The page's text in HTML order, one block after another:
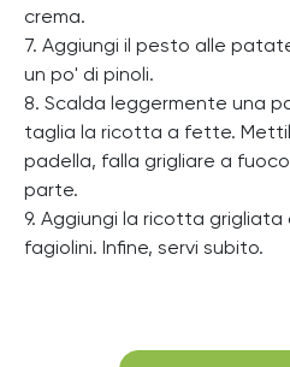
crema.
7. Aggiungi il pesto alle
un po' di pinoli.
8. Scalda leggermente una
taglia la ricotta a fette.
padella, falla grigliare a
parte.
9. Aggiungi la ricotta
fagiolini. Infine, servi subito.